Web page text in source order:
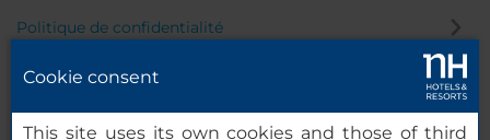
Politique de confidentialité
Cookie consent
This site uses its own cookies and those of third